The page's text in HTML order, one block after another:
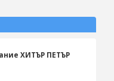
ХИТЪР ПЕТЪР